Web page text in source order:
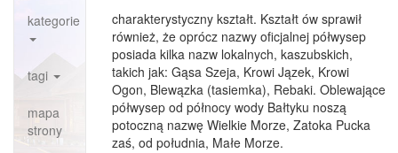
kategorie
tagi
mapa
strony
charakterystyczny kształt. Kształt ów sprawił
również, że oprócz nazwy oficjalnej półwysep
posiada kilka nazw lokalnych, kaszubskich,
takich jak: Gąsa Szeja, Krowi Jązek, Krowi
Ogon, Blewązka (tasiemka), Rebaki. Oblewające
półwysep od północy wody Bałtyku noszą
potoczną nazwę Wielkie Morze, Zatoka Pucka
zaś, od południa, Małe Morze.